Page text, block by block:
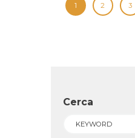
1 2 3
Cerca